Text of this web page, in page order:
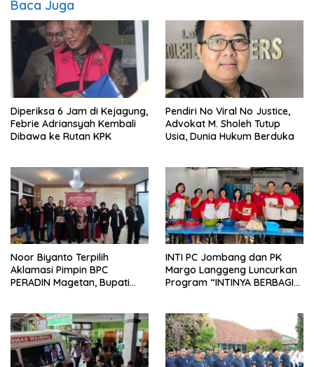
Baca Juga
Diperiksa 6 Jam di Kejagung,
Febrie Adriansyah Kembali
Dibawa ke Rutan KPK
Pendiri No Viral No Justice,
Advokat M. Sholeh Tutup
Usia, Dunia Hukum Berduka
Noor Biyanto Terpilih
Aklamasi Pimpin BPC
PERADIN Magetan, Bupati
INTI PC Jombang dan PK
Margo Langgeng Luncurkan
Program “INTINYA BERBAGI”,